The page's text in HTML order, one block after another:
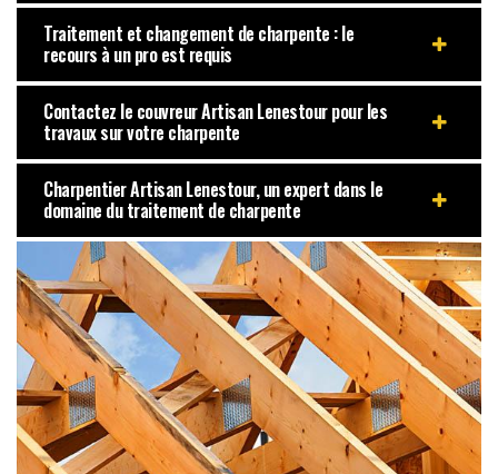
Traitement et changement de charpente : le
recours à un pro est requis
Contactez le couvreur Artisan Lenestour pour les
travaux sur votre charpente
Charpentier Artisan Lenestour, un expert dans le
domaine du traitement de charpente